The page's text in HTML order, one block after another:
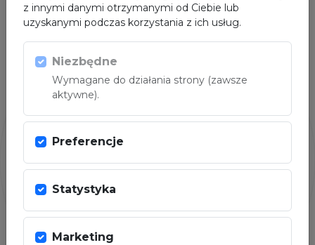
SPONSOR GŁÓWNY
PARTNER
z innymi danymi otrzymanymi od Ciebie lub
uzyskanymi podczas korzystania z ich usług.
Niezbędne
Wymagane do działania strony (zawsze
aktywne).
Preferencje
Statystyka
Marketing